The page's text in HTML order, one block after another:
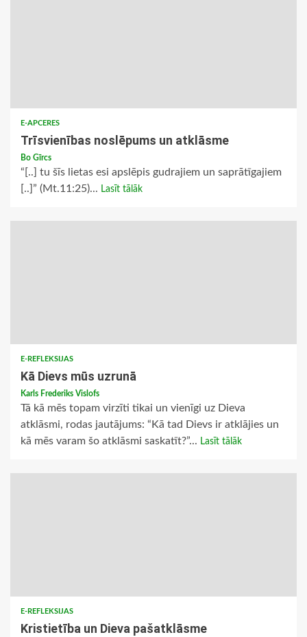
E-APCERES
Trīsvienības noslēpums un atklāsme
Bo Gīrcs
“[..] tu šīs lietas esi apslēpis gudrajiem un saprātīgajiem
[..]” (Mt.11:25)... Lasīt tālāk
E-REFLEKSIJAS
Kā Dievs mūs uzrunā
Karls Frederiks Vislofs
Tā kā mēs topam virzīti tikai un vienīgi uz Dieva
atklāsmi, rodas jautājums: “Kā tad Dievs ir atklājies un
kā mēs varam šo atklāsmi saskatīt?”... Lasīt tālāk
E-REFLEKSIJAS
Kristietība un Dieva pašatklāsme